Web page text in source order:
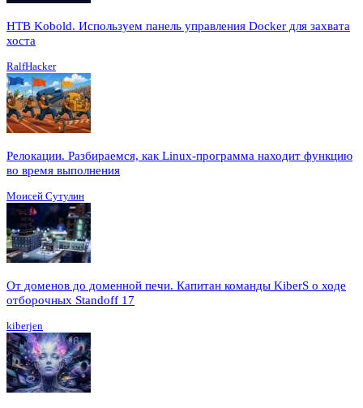
HTB Kobold. Используем панель управления Docker для захвата
хоста
RalfHacker
Релокации. Разбираемся, как Linux-программа находит функцию
во время выполнения
Моисей Сутулин
От доменов до доменной печи. Капитан команды KiberS о ходе
отборочных Standoff 17
kiberjen